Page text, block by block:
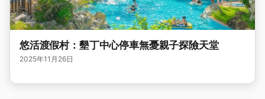
悠活渡假村：墾丁中心停車無憂親子探險天堂
2025年11月26日